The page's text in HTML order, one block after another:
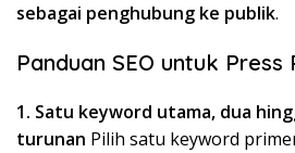
sebagai penghubung ke publik.
Panduan SEO untuk Press
1. Satu keyword utama, dua
turunan Pilih satu keyword